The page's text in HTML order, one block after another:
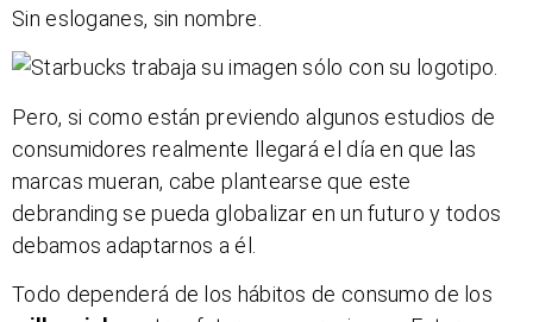
Sin esloganes, sin nombre.
Pero, si como están previendo algunos estudios de
consumidores realmente llegará el día en que las
marcas mueran, cabe plantearse que este
debranding se pueda globalizar en un futuro y todos
debamos adaptarnos a él.
Todo dependerá de los hábitos de consumo de los